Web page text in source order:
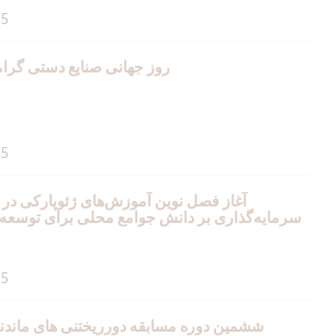
روز جهانی صنایع دستی
آغاز فصل نوین آموزش‌های ژئوپارکی
سرمایه‌گذاری بر دانش جوامع محلی برای توسعه
ششمین دوره مسابقه دورریختنی های